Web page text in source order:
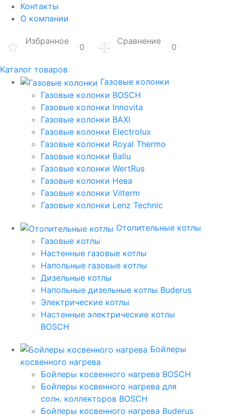
Контакты
О компании
Избранное
0
Сравнение
0
Каталог товаров
Газовые колонки
Газовые колонки BOSCH
Газовые колонки Innovita
Газовые колонки BAXI
Газовые колонки Electrolux
Газовые колонки Royal Thermo
Газовые колонки Ballu
Газовые колонки WertRus
Газовые колонки Нева
Газовые колонки Vilterm
Газовые колонки Lenz Technic
Отопительные котлы
Газовые котлы
Настенные газовые котлы
Напольные газовые котлы
Дизельные котлы
Напольные дизельные котлы Buderus
Электрические котлы
Настенные электрические котлы
BOSCH
Бойлеры
косвенного нагрева
Бойлеры косвенного нагрева BOSCH
Бойлеры косвенного нагрева для
солн. коллекторов BOSCH
Бойлеры косвенного нагрева Buderus